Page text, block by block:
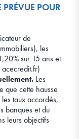
POUR
de
les
sur 15 ans et
Les
que cette hausse
taux accordés,
banques et du
leurs objectifs